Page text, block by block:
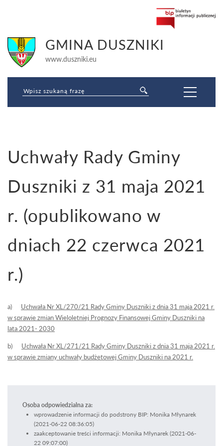
GMINA DUSZNIKI
www.duszniki.eu
Strona główna» Baza prawa lokalnego » Uchwały Rady Gminy
kadencji 2018-2023
ROK 2021»Uchwały Rady Gminy Duszniki z 31
Uchwały Rady Gminy
Duszniki z 31 maja 2021
r. (opublikowano w
dniach 22 czerwca 2021
r.)
a) Uchwała Nr XL/270/21 Rady Gminy Duszniki z dnia 31 maja 2021 r.
w sprawie zmian Wieloletniej Prognozy Finansowej Gminy Duszniki na
lata 2021- 2030
b) Uchwała Nr XL/271/21 Rady Gminy Duszniki z dnia 31 maja 2021 r.
w sprawie zmiany uchwały budżetowej Gminy Duszniki na 2021 r.
Osoba odpowiedzialna za:
wprowadzenie informacji do podstrony BIP: Monika Młynarek
(2021-06-22 08:36:05)
zaakceptowanie treści informacji: Monika Młynarek (2021-06-
22 09:07:00)